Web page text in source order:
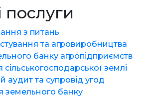
послуги
з питань
та агровиробництва
банку агропідприємств
землі
та супровід угод
земельного банку